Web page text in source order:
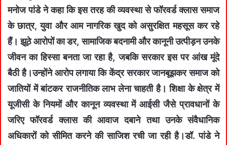
मनोज पांडे ने कहा कि इस तरह की व्यवस्था से फॉरवर्ड क्लास समाज
के छात्र, युवा और आम नागरिक खुद को असुरक्षित महसूस कर रहे
हैं। झूठे आरोपों का डर, सामाजिक बदनामी और कानूनी उत्पीड़न उनके
जीवन का हिस्सा बनता जा रहा है, जबकि सरकार इस पर आंख मूंदे
बैठी है।उन्होंने आरोप लगाया कि केंद्र सरकार जानबूझकर समाज को
जातियों में बांटकर राजनीतिक लाभ लेना चाहती है। शिक्षा के क्षेत्र में
यूजीसी के नियमों और कानून व्यवस्था में आईसी जैसे प्रावधानों के
जरिए फॉरवर्ड क्लास की आवाज दबाने तथा उनके संवैधानिक
अधिकारों को सीमित करने की साजिश रची जा रही है।डॉ. पांडे ने